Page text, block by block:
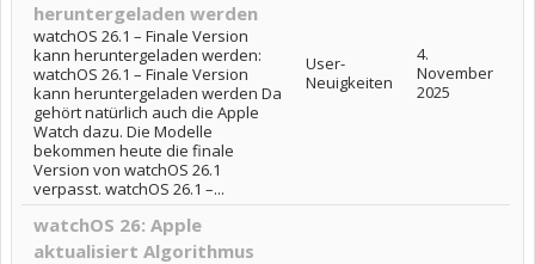
heruntergeladen werden
watchOS 26.1 – Finale Version
kann heruntergeladen werden:
watchOS 26.1 – Finale Version
kann heruntergeladen werden Da
gehört natürlich auch die Apple
Watch dazu. Die Modelle
bekommen heute die finale
Version von watchOS 26.1
verpasst. watchOS 26.1 –...
User-
Neuigkeiten
4.
November
2025
watchOS 26: Apple
aktualisiert Algorithmus